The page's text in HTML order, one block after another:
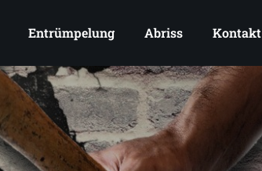
Entrümpelung Abriss Kontakt